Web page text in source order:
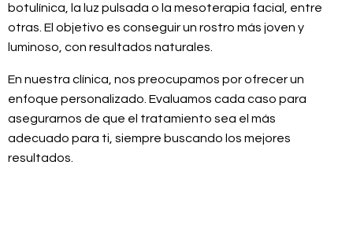
botulínica, la luz pulsada o la mesoterapia facial, entre
otras. El objetivo es conseguir un rostro más joven y
luminoso, con resultados naturales.
En nuestra clínica, nos preocupamos por ofrecer un
enfoque personalizado. Evaluamos cada caso para
asegurarnos de que el tratamiento sea el más
adecuado para ti, siempre buscando los mejores
resultados.